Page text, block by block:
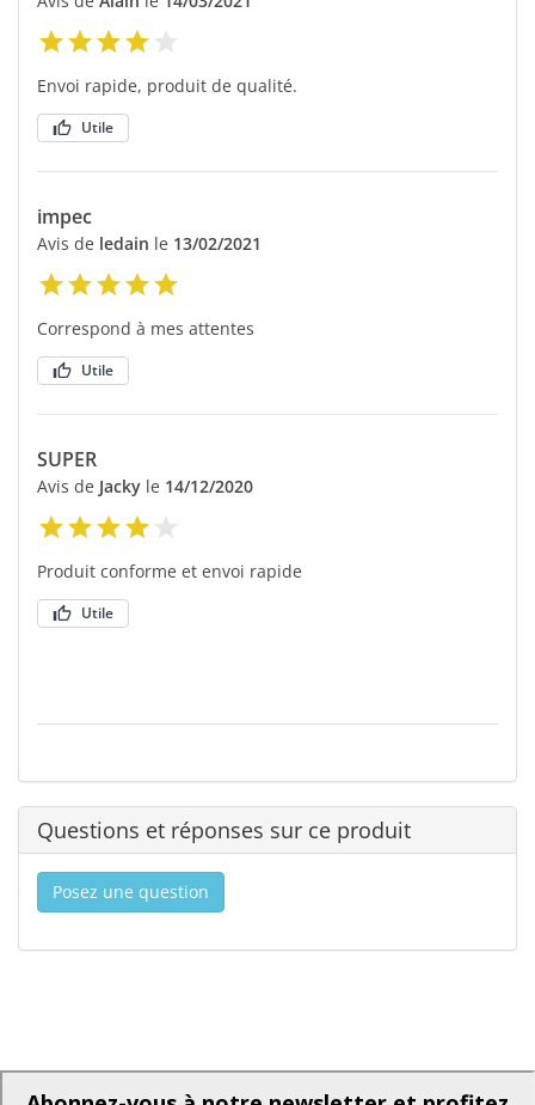
Envoi rapide, produit de qualité.
Utile
impec
Avis de ledain le 13/02/2021
Correspond à mes attentes
Utile
SUPER
Avis de Jacky le 14/12/2020
Produit conforme et envoi rapide
Utile
Questions et réponses sur ce produit
Posez une question